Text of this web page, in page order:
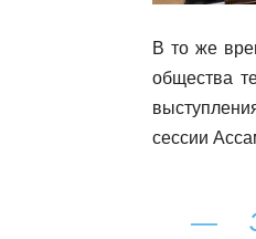
В то же
общества
сессии
—